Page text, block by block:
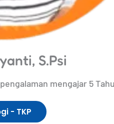
S.Psi
mengajar 5
- TKP